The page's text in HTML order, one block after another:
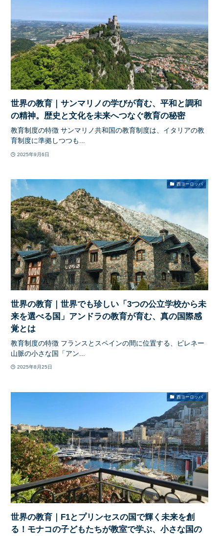
世界の教育｜サンマリノの学びが育む、平和と調和
の精神。歴史と文化を未来へつなぐ教育の秘密
教育制度の特徴 サンマリノ共和国の教育制度は、イタリアの教
育制度に準拠しつつも...
2025年9月6日
西ヨーロッパ
世界の教育｜世界でも珍しい「3つの公立学校から未
来を選べる国」アンドラの教育が育む、真の国際感
覚とは
教育制度の特徴 フランスとスペインの間に位置する、ピレネー
山脈の小さな国「アン...
2025年8月25日
西ヨーロッパ
世界の教育｜F1とプリンセスの国で輝く未来を創
る！モナコの子どもたちが教室で学ぶ、小さな国の